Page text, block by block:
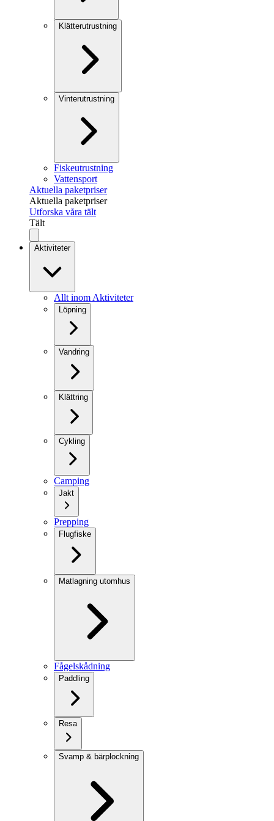
Klätterutrustning
Vinterutrustning
Fiskeutrustning
Vattensport
Aktuella paketpriser
Aktuella paketpriser
Utforska våra tält
Tält
Aktiviteter
Allt inom Aktiviteter
Löpning
Vandring
Klättring
Cykling
Camping
Jakt
Prepping
Flugfiske
Matlagning utomhus
Fågelskådning
Paddling
Resa
Svamp & bärplockning